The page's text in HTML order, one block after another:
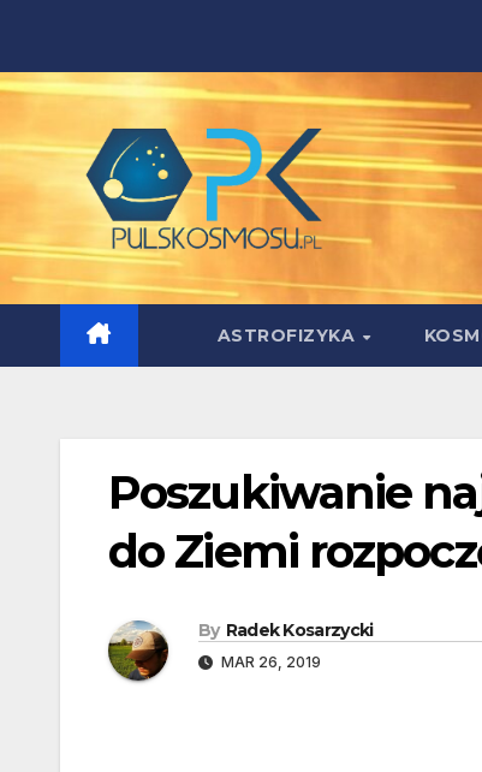
content
ASTROFIZYKA
Poszukiwanie
do Ziemi
By Radek Kosarzycki
MAR 26, 2019